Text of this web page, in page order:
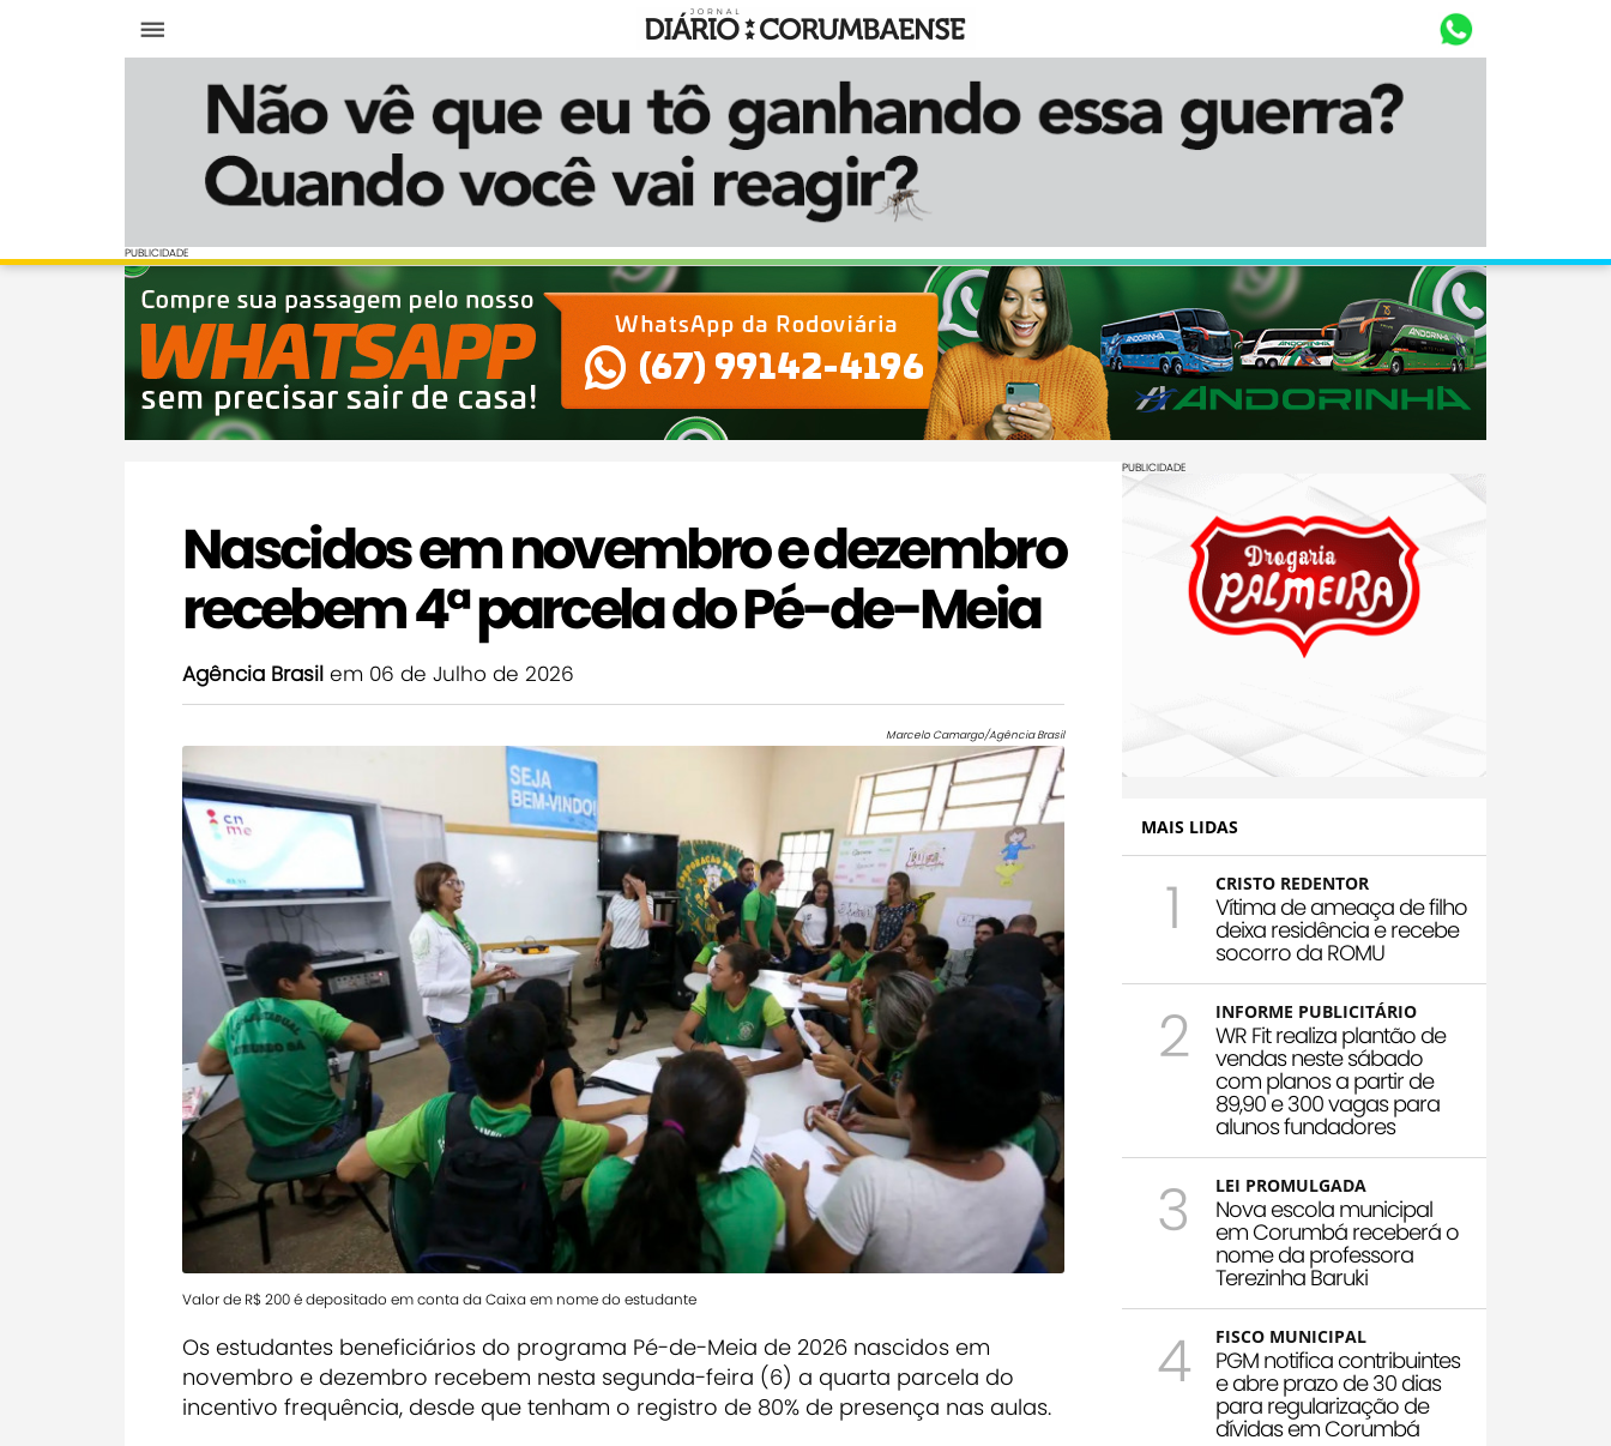
Diário Corumbaense
PUBLICIDADE
PUBLICIDADE
Nascidos em novembro e dezembro
recebem 4ª parcela do Pé-de-Meia
Agência Brasil em 06 de Julho de 2026
Marcelo Camargo/Agência Brasil
Valor de R$ 200 é depositado em conta da Caixa em nome do estudante
Os estudantes beneficiários do programa Pé-de-Meia de 2026 nascidos em
novembro e dezembro recebem nesta segunda-feira (6) a quarta parcela do
incentivo frequência, desde que tenham o registro de 80% de presença nas aulas.
PUBLICIDADE
MAIS LIDAS
1 CRISTO REDENTOR
Vítima de ameaça de filho
deixa residência e recebe
socorro da ROMU
2 INFORME PUBLICITÁRIO
WR Fit realiza plantão de
vendas neste sábado
com planos a partir de
89,90 e 300 vagas para
alunos fundadores
3 LEI PROMULGADA
Nova escola municipal
em Corumbá receberá o
nome da professora
Terezinha Baruki
4 FISCO MUNICIPAL
PGM notifica contribuintes
e abre prazo de 30 dias
para regularização de
dívidas em Corumbá